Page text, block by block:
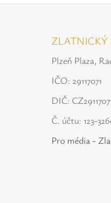
ZLATNICKÝ
Plzeň Plaza,
IČO: 29117071
DIČ:
Č. účtu: 123-
Pro média -